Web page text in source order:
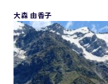
大森 由香子